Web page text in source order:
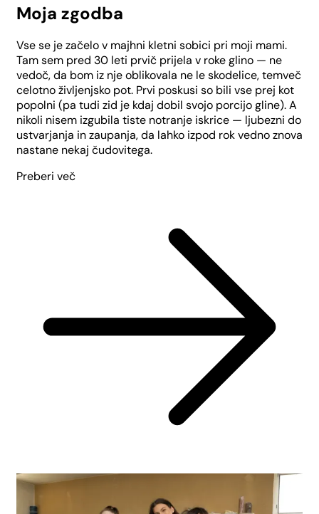
Moja zgodba
Vse se je začelo v majhni kletni sobici pri moji mami.
Tam sem pred 30 leti prvič prijela v roke glino — ne
vedoč, da bom iz nje oblikovala ne le skodelice, temveč
celotno življenjsko pot. Prvi poskusi so bili vse prej kot
popolni (pa tudi zid je kdaj dobil svojo porcijo gline). A
nikoli nisem izgubila tiste notranje iskrice — ljubezni do
ustvarjanja in zaupanja, da lahko izpod rok vedno znova
nastane nekaj čudovitega.
Preberi več